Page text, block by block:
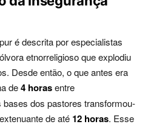
é descrita por especialistas
etnorreligioso que explodiu
Desde então, o que antes era
de4 horasentre
bases dos pastores transformou-
de até 12 horas. Esse